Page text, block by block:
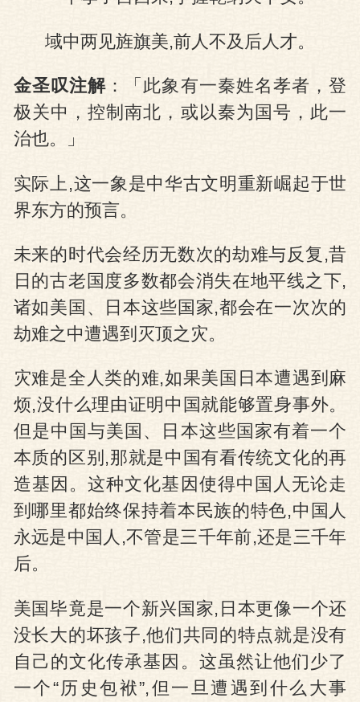
域中两见旌旗美,前人不及后人才。
金圣叹注解 ：「此象有一秦姓名孝者，登
极关中，控制南北，或以秦为国号，此一
治也。」
实际上,这一象是中华古文明重新崛起于世
界东方的预言。
未来的时代会经历无数次的劫难与反复,昔
日的古老国度多数都会消失在地平线之下,
诸如美国、日本这些国家,都会在一次次的
劫难之中遭遇到灭顶之灾。
灾难是全人类的难,如果美国日本遭遇到麻
烦,没什么理由证明中国就能够置身事外。
但是中国与美国、日本这些国家有着一个
本质的区别,那就是中国有看传统文化的再
造基因。这种文化基因使得中国人无论走
到哪里都始终保持着本民族的特色,中国人
永远是中国人,不管是三千年前,还是三千年
后。
美国毕竟是一个新兴国家,日本更像一个还
没长大的坏孩子,他们共同的特点就是没有
自己的文化传承基因。这虽然让他们少了
一个“历史包袱”,但一旦遭遇到什么大事